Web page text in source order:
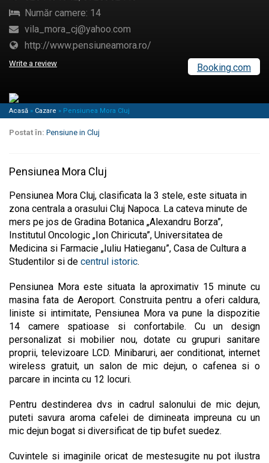
Număr camere: 14
vila_mora_cj@yahoo.com
http://www.pensiuneamora.ro/
Booking.com
Write a review
Acasă » Cazare » Pensiunea Mora Cluj
Postat în: Pensiune in Cluj
Pensiunea Mora Cluj
Pensiunea Mora Cluj, clasificata la 3 stele, este situata in
zona centrala a orasului Cluj Napoca. La cateva minute de
mers pe jos de Gradina Botanica „Alexandru Borza”,
Institutul Oncologic „Ion Chiricuta”, Universitatea de
Medicina si Farmacie „Iuliu Hatieganu”, Casa de Cultura a
Studentilor si de centrul istoric.
Pensiunea Mora este situata la aproximativ 15 minute cu
masina fata de Aeroport. Construita pentru a oferi caldura,
liniste si intimitate, Pensiunea Mora va pune la dispozitie
14 camere spatioase si confortabile. Cu un design
personalizat si mobilier nou, dotate cu grupuri sanitare
proprii, televizoare LCD. Minibaruri, aer conditionat, internet
wireless gratuit, un salon de mic dejun, o cafenea si o
parcare in incinta cu 12 locuri.
Pentru destinderea dvs in cadrul salonului de mic dejun,
puteti savura aroma cafelei de dimineata impreuna cu un
mic dejun bogat si diversificat de tip bufet suedez.
Cuvintele si imaginile oricat de mestesugite nu pot ilustra